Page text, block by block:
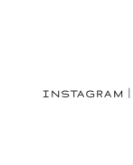
INSTAGRAM